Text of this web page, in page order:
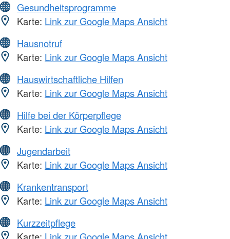
Gesundheitsprogramme
Karte: Link zur Google Maps Ansicht
Hausnotruf
Karte: Link zur Google Maps Ansicht
Hauswirtschaftliche Hilfen
Karte: Link zur Google Maps Ansicht
Hilfe bei der Körperpflege
Karte: Link zur Google Maps Ansicht
Jugendarbeit
Karte: Link zur Google Maps Ansicht
Krankentransport
Karte: Link zur Google Maps Ansicht
Kurzzeitpflege